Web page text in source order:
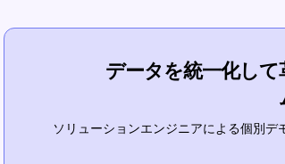
データを統一化し
ソリューションエンジニアによる個別